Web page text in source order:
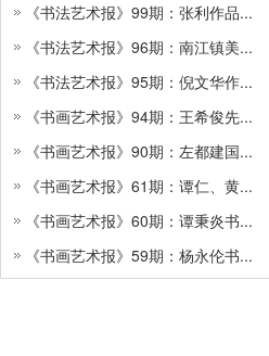
《书法艺术报》99期：张利作品...
《书法艺术报》96期：南江镇美...
《书法艺术报》95期：倪文华作...
《书画艺术报》94期：王希俊先...
《书画艺术报》90期：左都建国...
《书画艺术报》61期：谭仁、黄...
《书画艺术报》60期：谭秉炎书...
《书画艺术报》59期：杨永伦书...